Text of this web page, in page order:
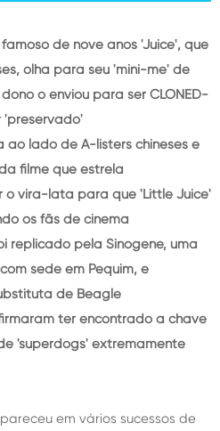
de nove anos 'Juice', que
olha para seu 'mini-me' de
o enviou para ser CLONED-
'preservado'
lado de A-listers chineses e
filme que estrela
o vira-lata para que 'Little Juice'
os fãs de cinema
replicado pela Sinogene, uma
sede em Pequim, e
de Beagle
ter encontrado a chave
'superdogs' extremamente
em vários sucessos de